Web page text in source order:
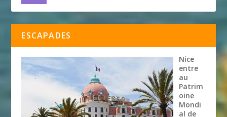
ESCAPADES
Nice
entre
au
Patrim
oine
Mondi
al de